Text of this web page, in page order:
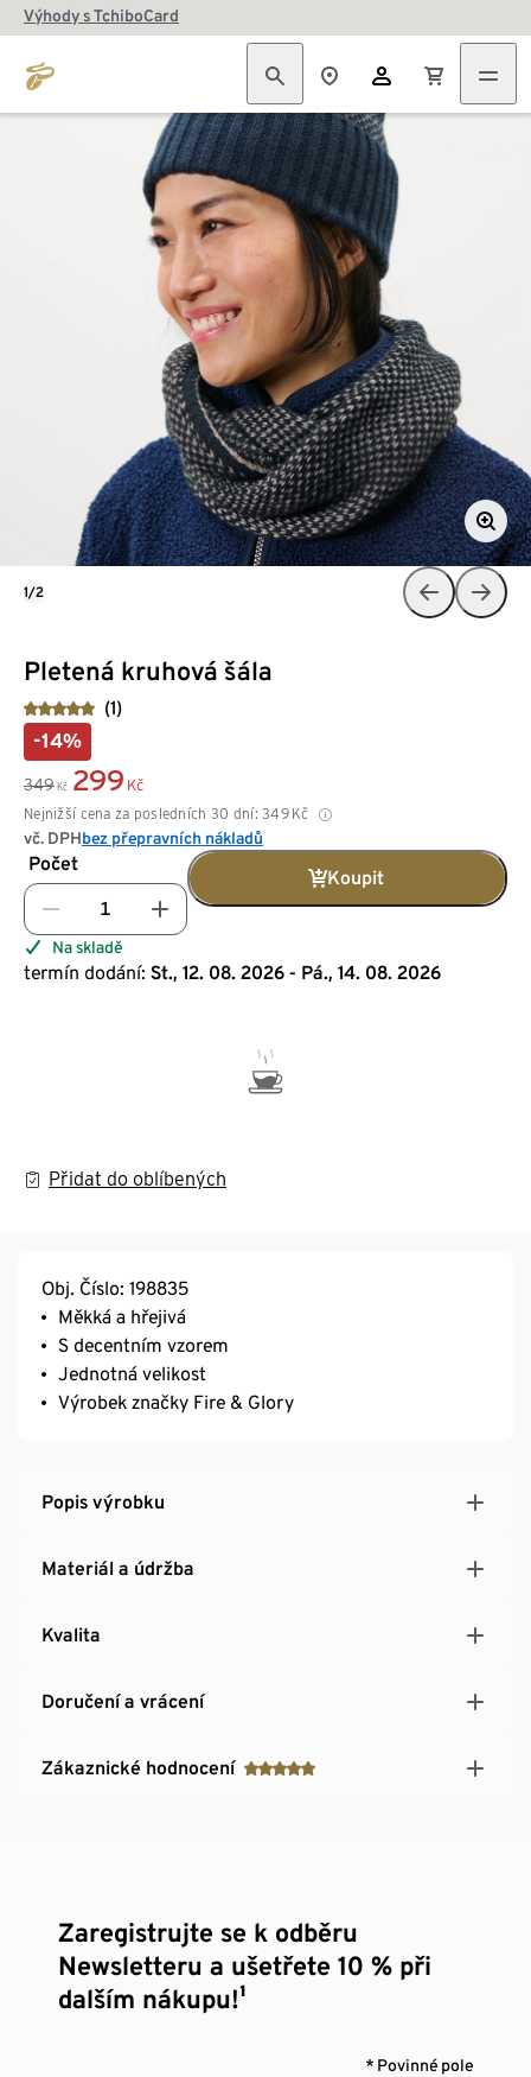
Výhody s TchiboCard
Pletená kruhová šála
(1)
-14%
349 Kč 299 Kč
Nejnižší cena za posledních 30 dní: 349 Kč
vč. DPHbez přepravních nákladů
Počet
Koupit
Na skladě
termín dodání: St., 12. 08. 2026 - Pá., 14. 08. 2026
Přidat do oblíbených
1/2
Obj. Číslo: 198835
Měkká a hřejivá
S decentním vzorem
Jednotná velikost
Výrobek značky Fire & Glory
Popis výrobku
Materiál a údržba
Kvalita
Doručení a vrácení
Zákaznické hodnocení
Zaregistrujte se k odběru
Newsletteru a ušetřete 10 % při
dalším nákupu!¹
* Povinné pole